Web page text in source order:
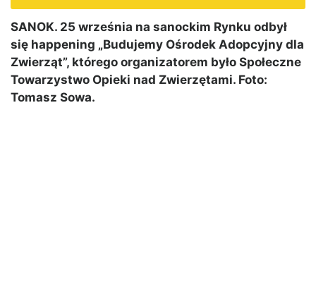
SANOK. 25 września na sanockim Rynku odbył
się happening „Budujemy Ośrodek Adopcyjny dla
Zwierząt”, którego organizatorem było Społeczne
Towarzystwo Opieki nad Zwierzętami. Foto:
Tomasz Sowa.